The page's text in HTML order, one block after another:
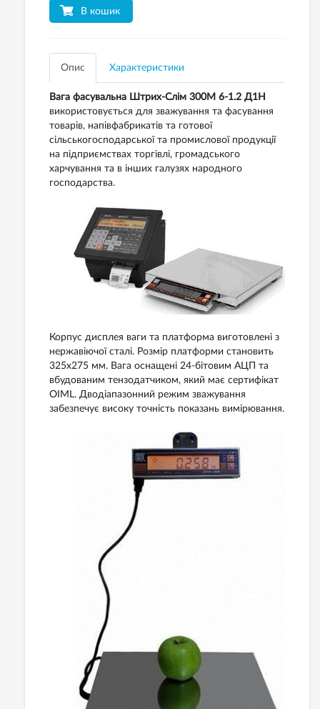
В кошик
Опис Характеристики
Вага фасувальна Штрих-Слім 300М 6-1.2 Д1Н
використовується для зважування та фасування
товарів, напівфабрикатів та готової
сільськогосподарської та промислової продукції
на підприємствах торгівлі, громадського
харчування та в інших галузях народного
господарства.
Корпус дисплея ваги та платформа виготовлені з
нержавіючої сталі. Розмір платформи становить
325х275 мм. Вага оснащені 24-бітовим АЦП та
вбудованим тензодатчиком, який має сертифікат
OIML. Дводіапазонний режим зважування
забезпечує високу точність показань вимірювання.